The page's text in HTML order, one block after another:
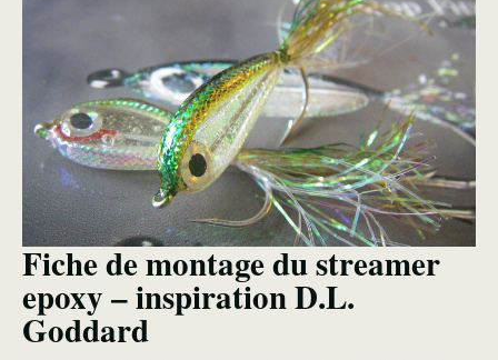
Fiche de montage du streamer
epoxy – inspiration D.L.
Goddard